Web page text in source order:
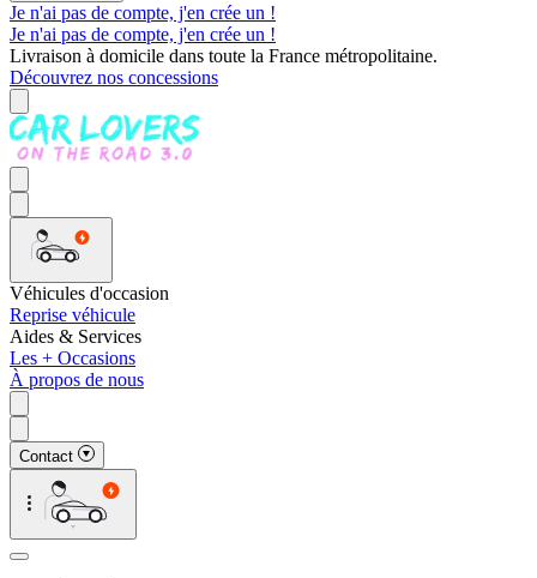
Je n'ai pas de compte, j'en crée un !
Je n'ai pas de compte, j'en crée un !
Livraison à domicile dans toute la France métropolitaine.
Découvrez nos concessions
Véhicules d'occasion
Reprise véhicule
Aides & Services
Les + Occasions
À propos de nous
Contact